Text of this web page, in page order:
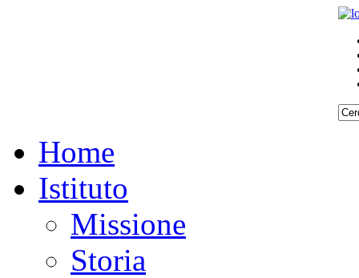
Home
Istituto
Missione
Storia